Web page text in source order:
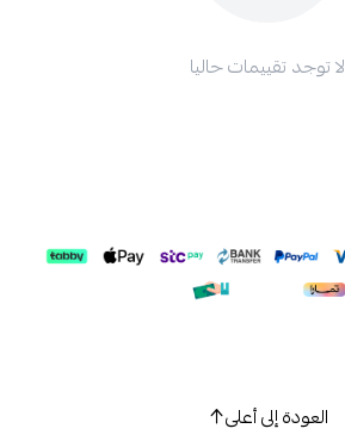
لا توجد تقييمات حاليا
العودة إلى أعلى